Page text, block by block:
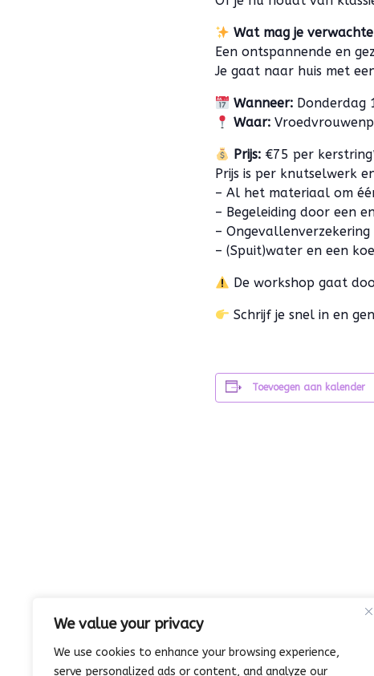
We value your privacy
We use cookies to enhance your browsing experience,
serve personalized ads or content, and analyze our
Wat mag je
Een ontspannende en
Je gaat naar huis met
Wanneer: Donderdag
Waar:
Prijs: €75 per
Prijs is per knutselwerk
– Al het materiaal om
– Begeleiding door een
– Ongevallenverzekering
– (Spuit)water en een
De workshop gaat
Schrijf je snel in en
Toevoegen aan kalender
Halloween-workshops ism Uniko